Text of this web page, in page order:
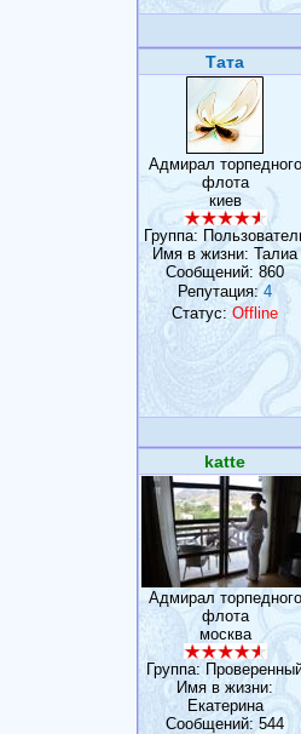
Тата
Адмирал торпедного
флота
киев
Группа:
Имя в жизни: Талиа
Сообщений: 860
Репутация: 4
Статус: Offline
katte
Адмирал торпедного
флота
москва
Группа:
Имя в жизни:
Eкатерина
Сообщений: 544